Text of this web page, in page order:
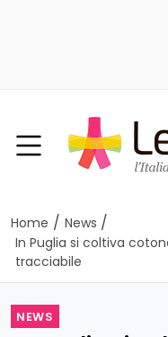
Home / News /
In Puglia si coltiva
tracciabile
NEWS